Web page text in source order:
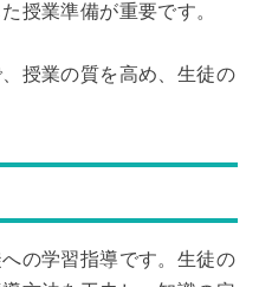
授業準備が重要です。
授業の質を高め、生徒の
の学習指導です。生徒の